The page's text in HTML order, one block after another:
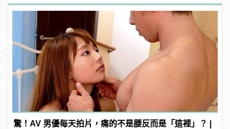
驚！AV 男優每天拍片，痛的不是腰反而是「這裡」？ |